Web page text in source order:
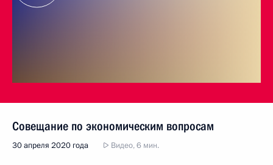
Совещание по экономическим вопросам
30 апреля 2020 года Видео, 6 мин.